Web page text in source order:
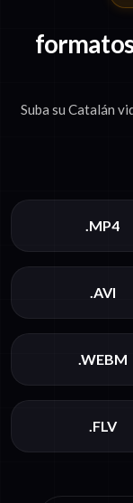
Suba su Catalán
.MP4
.AVI
.WEBM
.FLV